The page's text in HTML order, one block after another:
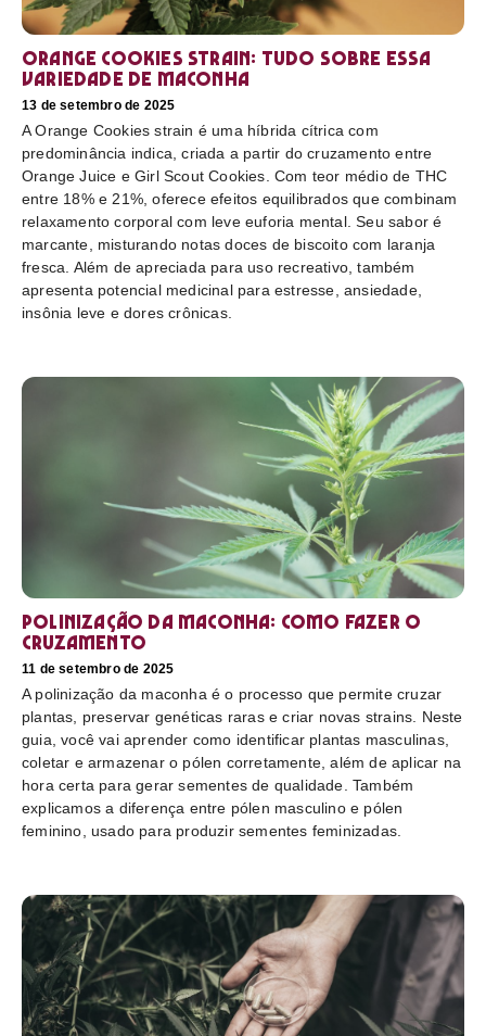
Orange Cookies strain: tudo sobre essa
variedade de maconha
13 de setembro de 2025
A Orange Cookies strain é uma híbrida cítrica com
predominância indica, criada a partir do cruzamento entre
Orange Juice e Girl Scout Cookies. Com teor médio de THC
entre 18% e 21%, oferece efeitos equilibrados que combinam
relaxamento corporal com leve euforia mental. Seu sabor é
marcante, misturando notas doces de biscoito com laranja
fresca. Além de apreciada para uso recreativo, também
apresenta potencial medicinal para estresse, ansiedade,
insônia leve e dores crônicas.
Polinização da maconha: como fazer o
cruzamento
11 de setembro de 2025
A polinização da maconha é o processo que permite cruzar
plantas, preservar genéticas raras e criar novas strains. Neste
guia, você vai aprender como identificar plantas masculinas,
coletar e armazenar o pólen corretamente, além de aplicar na
hora certa para gerar sementes de qualidade. Também
explicamos a diferença entre pólen masculino e pólen
feminino, usado para produzir sementes feminizadas.